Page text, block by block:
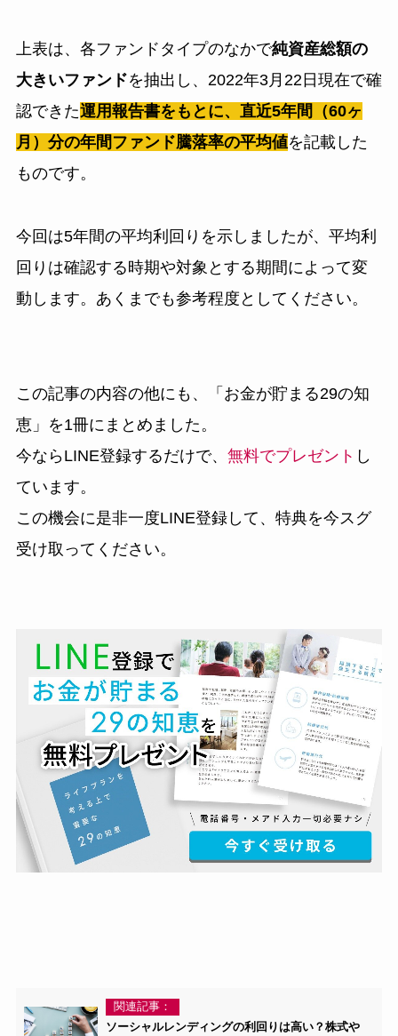
上表は、各ファンドタイプのなかで純資産総額の
大きいファンドを抽出し、2022年3月22日現在で確
認できた運用報告書をもとに、直近5年間（60ヶ
月）分の年間ファンド騰落率の平均値を記載した
ものです。
今回は5年間の平均利回りを示しましたが、平均利
回りは確認する時期や対象とする期間によって変
動します。あくまでも参考程度としてください。
この記事の内容の他にも、
「お金が貯まる29の知
恵」 を1冊にまとめました。
今ならLINE登録するだけで、 無料でプレゼント し
ています。
この機会に是非一度LINE登録して、特典を今スグ
受け取ってください。
関連記事：
ソーシャルレンディングの利回りは高い？株式や